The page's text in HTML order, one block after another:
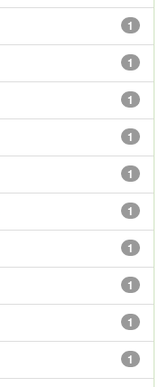
1
1
1
1
1
1
1
1
1
1